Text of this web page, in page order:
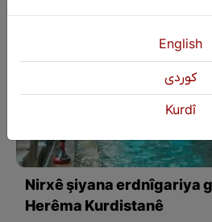
Nirxê şiyana erdnîgariya
Herêma Kurdistanê
English
كوردی
Kurdî